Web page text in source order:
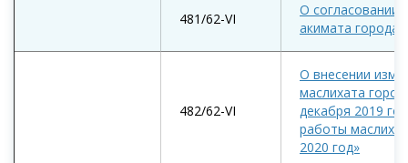
481/62-VI
О согласовании
акимата города
482/62-VI
О внесении
маслихата
декабря 2019
работы
2020 год»